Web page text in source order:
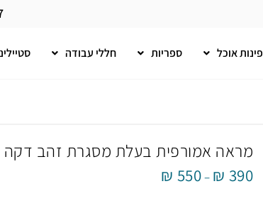
פינות אוכל ספריות חללי עבודה
מראה אמורפית בעלת מסגרת זהב דקה
₪ 390
–
₪ 550